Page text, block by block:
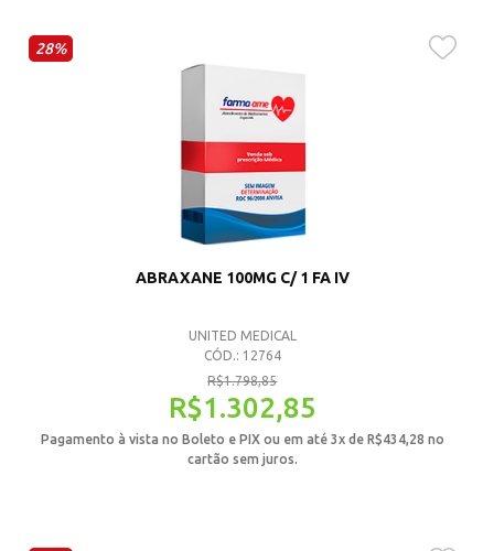
28%
ABRAXANE 100MG C/ 1 FA IV
UNITED MEDICAL
CÓD.: 12764
R$1.798,85
R$1.302,85
Pagamento à vista no Boleto e PIX ou em até 3x de R$434,28 no
cartão sem juros.